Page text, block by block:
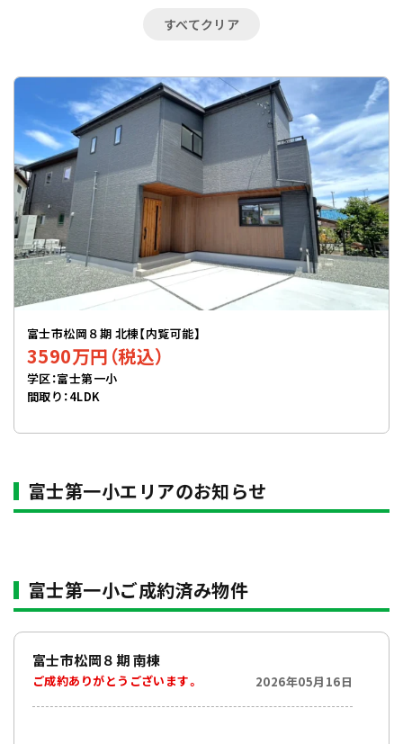
すべてクリア
富士市松岡８期 北棟【内覧可能】
3590万円（税込）
学区：富士第一小
間取り：4LDK
富士第一小エリアのお知らせ
富士第一小ご成約済み物件
富士市松岡８期 南棟
ご成約ありがとうございます。 2026年05月16日